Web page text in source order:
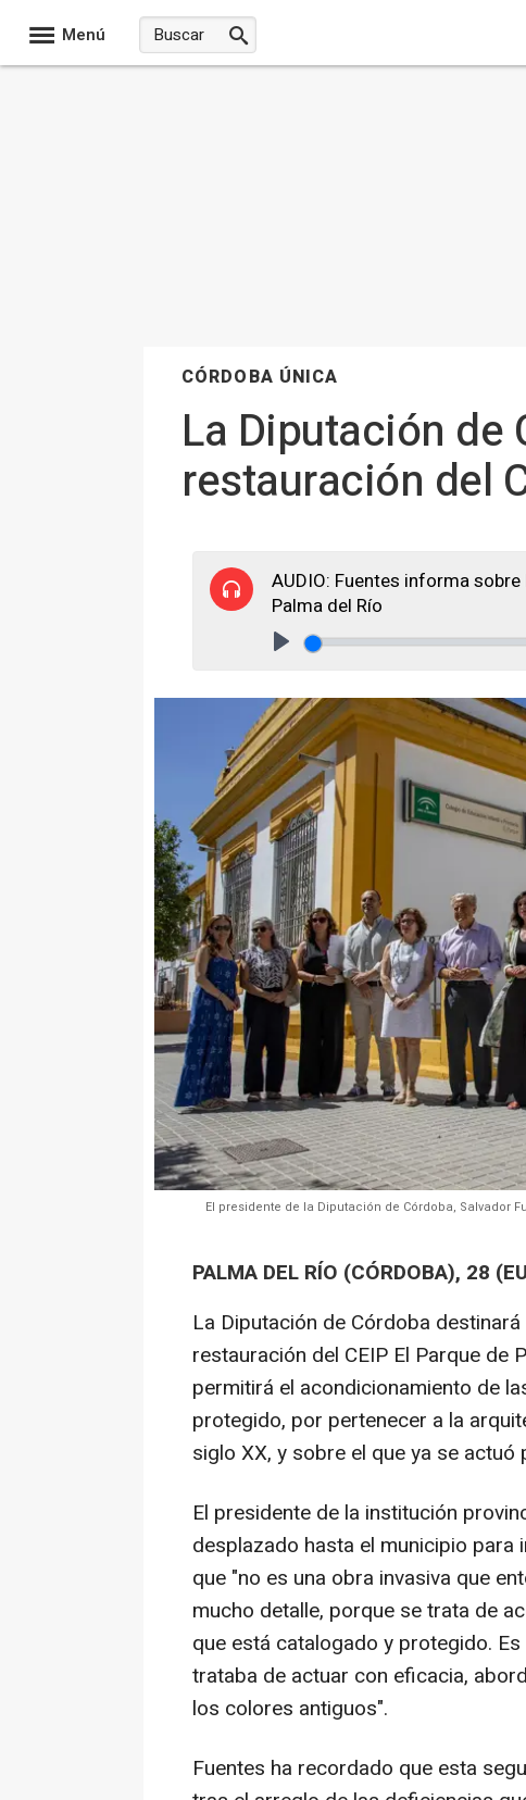
Menú
CÓRDOBA ÚNICA
La Diputación de
restauración del
AUDIO: Fuentes informa
Palma del Río
El presidente de la Diputación de Córdoba, Salvador
PALMA DEL RÍO (CÓRDOBA), 28
La Diputación de Córdoba
restauración del CEIP El Parque de
permitirá el acondicionamiento de
protegido, por pertenecer a la
siglo XX, y sobre el que ya se
El presidente de la institución
desplazado hasta el municipio para
que "no es una obra invasiva que
mucho detalle, porque se trata de
que está catalogado y protegido.
trataba de actuar con eficacia,
los colores antiguos".
Fuentes ha recordado que esta